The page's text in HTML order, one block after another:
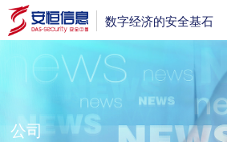
数字经济的安全基石
公司